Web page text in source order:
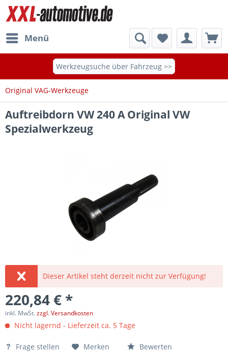
Menü
Werkzeugsuche über Fahrzeug >>
Original VAG-Werkzeuge
Auftreibdorn VW 240 A Original VW
Spezialwerkzeug
Dieser Artikel steht derzeit nicht zur Verfügung!
220,84 € *
inkl. MwSt.zzgl. Versandkosten
Nicht lagernd - Lieferzeit ca. 5 Tage
Frage stellen Merken Bewerten